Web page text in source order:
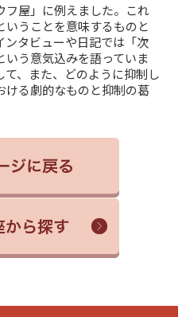
フ屋」に例えました。これ
いうことを意味するものと
タビューや日記では「次
う意気込みを語っていま
、また、どのように抑制し
ける劇的なものと抑制の葛